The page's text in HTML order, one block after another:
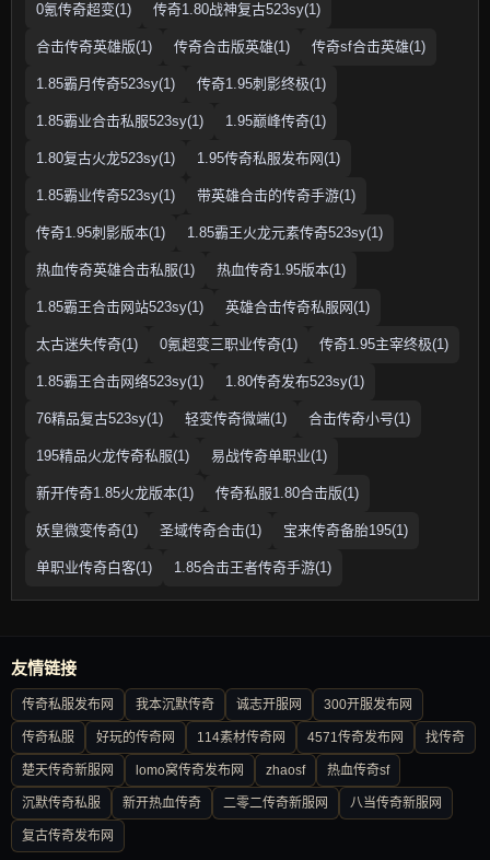
0氪传奇超变(1) 传奇1.80战神复古523sy(1)
合击传奇英雄版(1) 传奇合击版英雄(1) 传奇sf合击英雄(1)
1.85霸月传奇523sy(1) 传奇1.95刺影终极(1)
1.85霸业合击私服523sy(1) 1.95巅峰传奇(1)
1.80复古火龙523sy(1) 1.95传奇私服发布网(1)
1.85霸业传奇523sy(1) 带英雄合击的传奇手游(1)
传奇1.95刺影版本(1) 1.85霸王火龙元素传奇523sy(1)
热血传奇英雄合击私服(1) 热血传奇1.95版本(1)
1.85霸王合击网站523sy(1) 英雄合击传奇私服网(1)
太古迷失传奇(1) 0氪超变三职业传奇(1) 传奇1.95主宰终极(1)
1.85霸王合击网络523sy(1) 1.80传奇发布523sy(1)
76精品复古523sy(1) 轻变传奇微端(1) 合击传奇小号(1)
195精品火龙传奇私服(1) 易战传奇单职业(1)
新开传奇1.85火龙版本(1) 传奇私服1.80合击版(1)
妖皇微变传奇(1) 圣域传奇合击(1) 宝来传奇备胎195(1)
单职业传奇白客(1) 1.85合击王者传奇手游(1)
友情链接
传奇私服发布网 我本沉默传奇 诚志开服网 300开服发布网
传奇私服 好玩的传奇网 114素材传奇网 4571传奇发布网 找传奇
楚天传奇新服网 lomo窝传奇发布网 zhaosf 热血传奇sf
沉默传奇私服 新开热血传奇 二零二传奇新服网 八当传奇新服网
复古传奇发布网